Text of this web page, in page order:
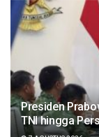
Presiden
TNI hingga